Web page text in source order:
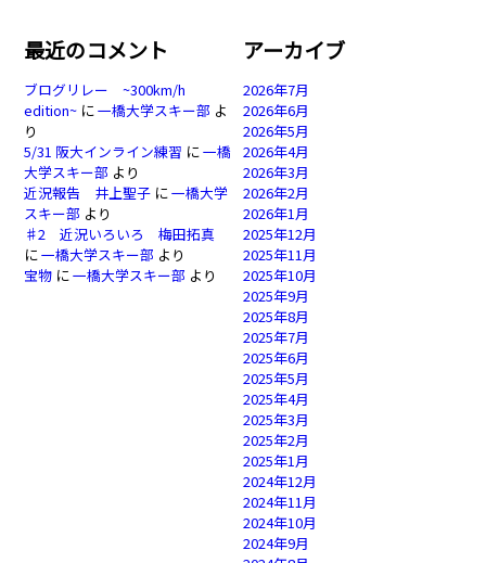
最近のコメント
ブログリレー ~300km/h
edition~ に一橋大学スキー部 よ
り
5/31 阪大インライン練習 に一橋
大学スキー部 より
近況報告 井上聖子 に一橋大学
スキー部 より
♯2 近況いろいろ 梅田拓真
に一橋大学スキー部 より
宝物 に一橋大学スキー部 より
アーカイブ
2026年7月
2026年6月
2026年5月
2026年4月
2026年3月
2026年2月
2026年1月
2025年12月
2025年11月
2025年10月
2025年9月
2025年8月
2025年7月
2025年6月
2025年5月
2025年4月
2025年3月
2025年2月
2025年1月
2024年12月
2024年11月
2024年10月
2024年9月